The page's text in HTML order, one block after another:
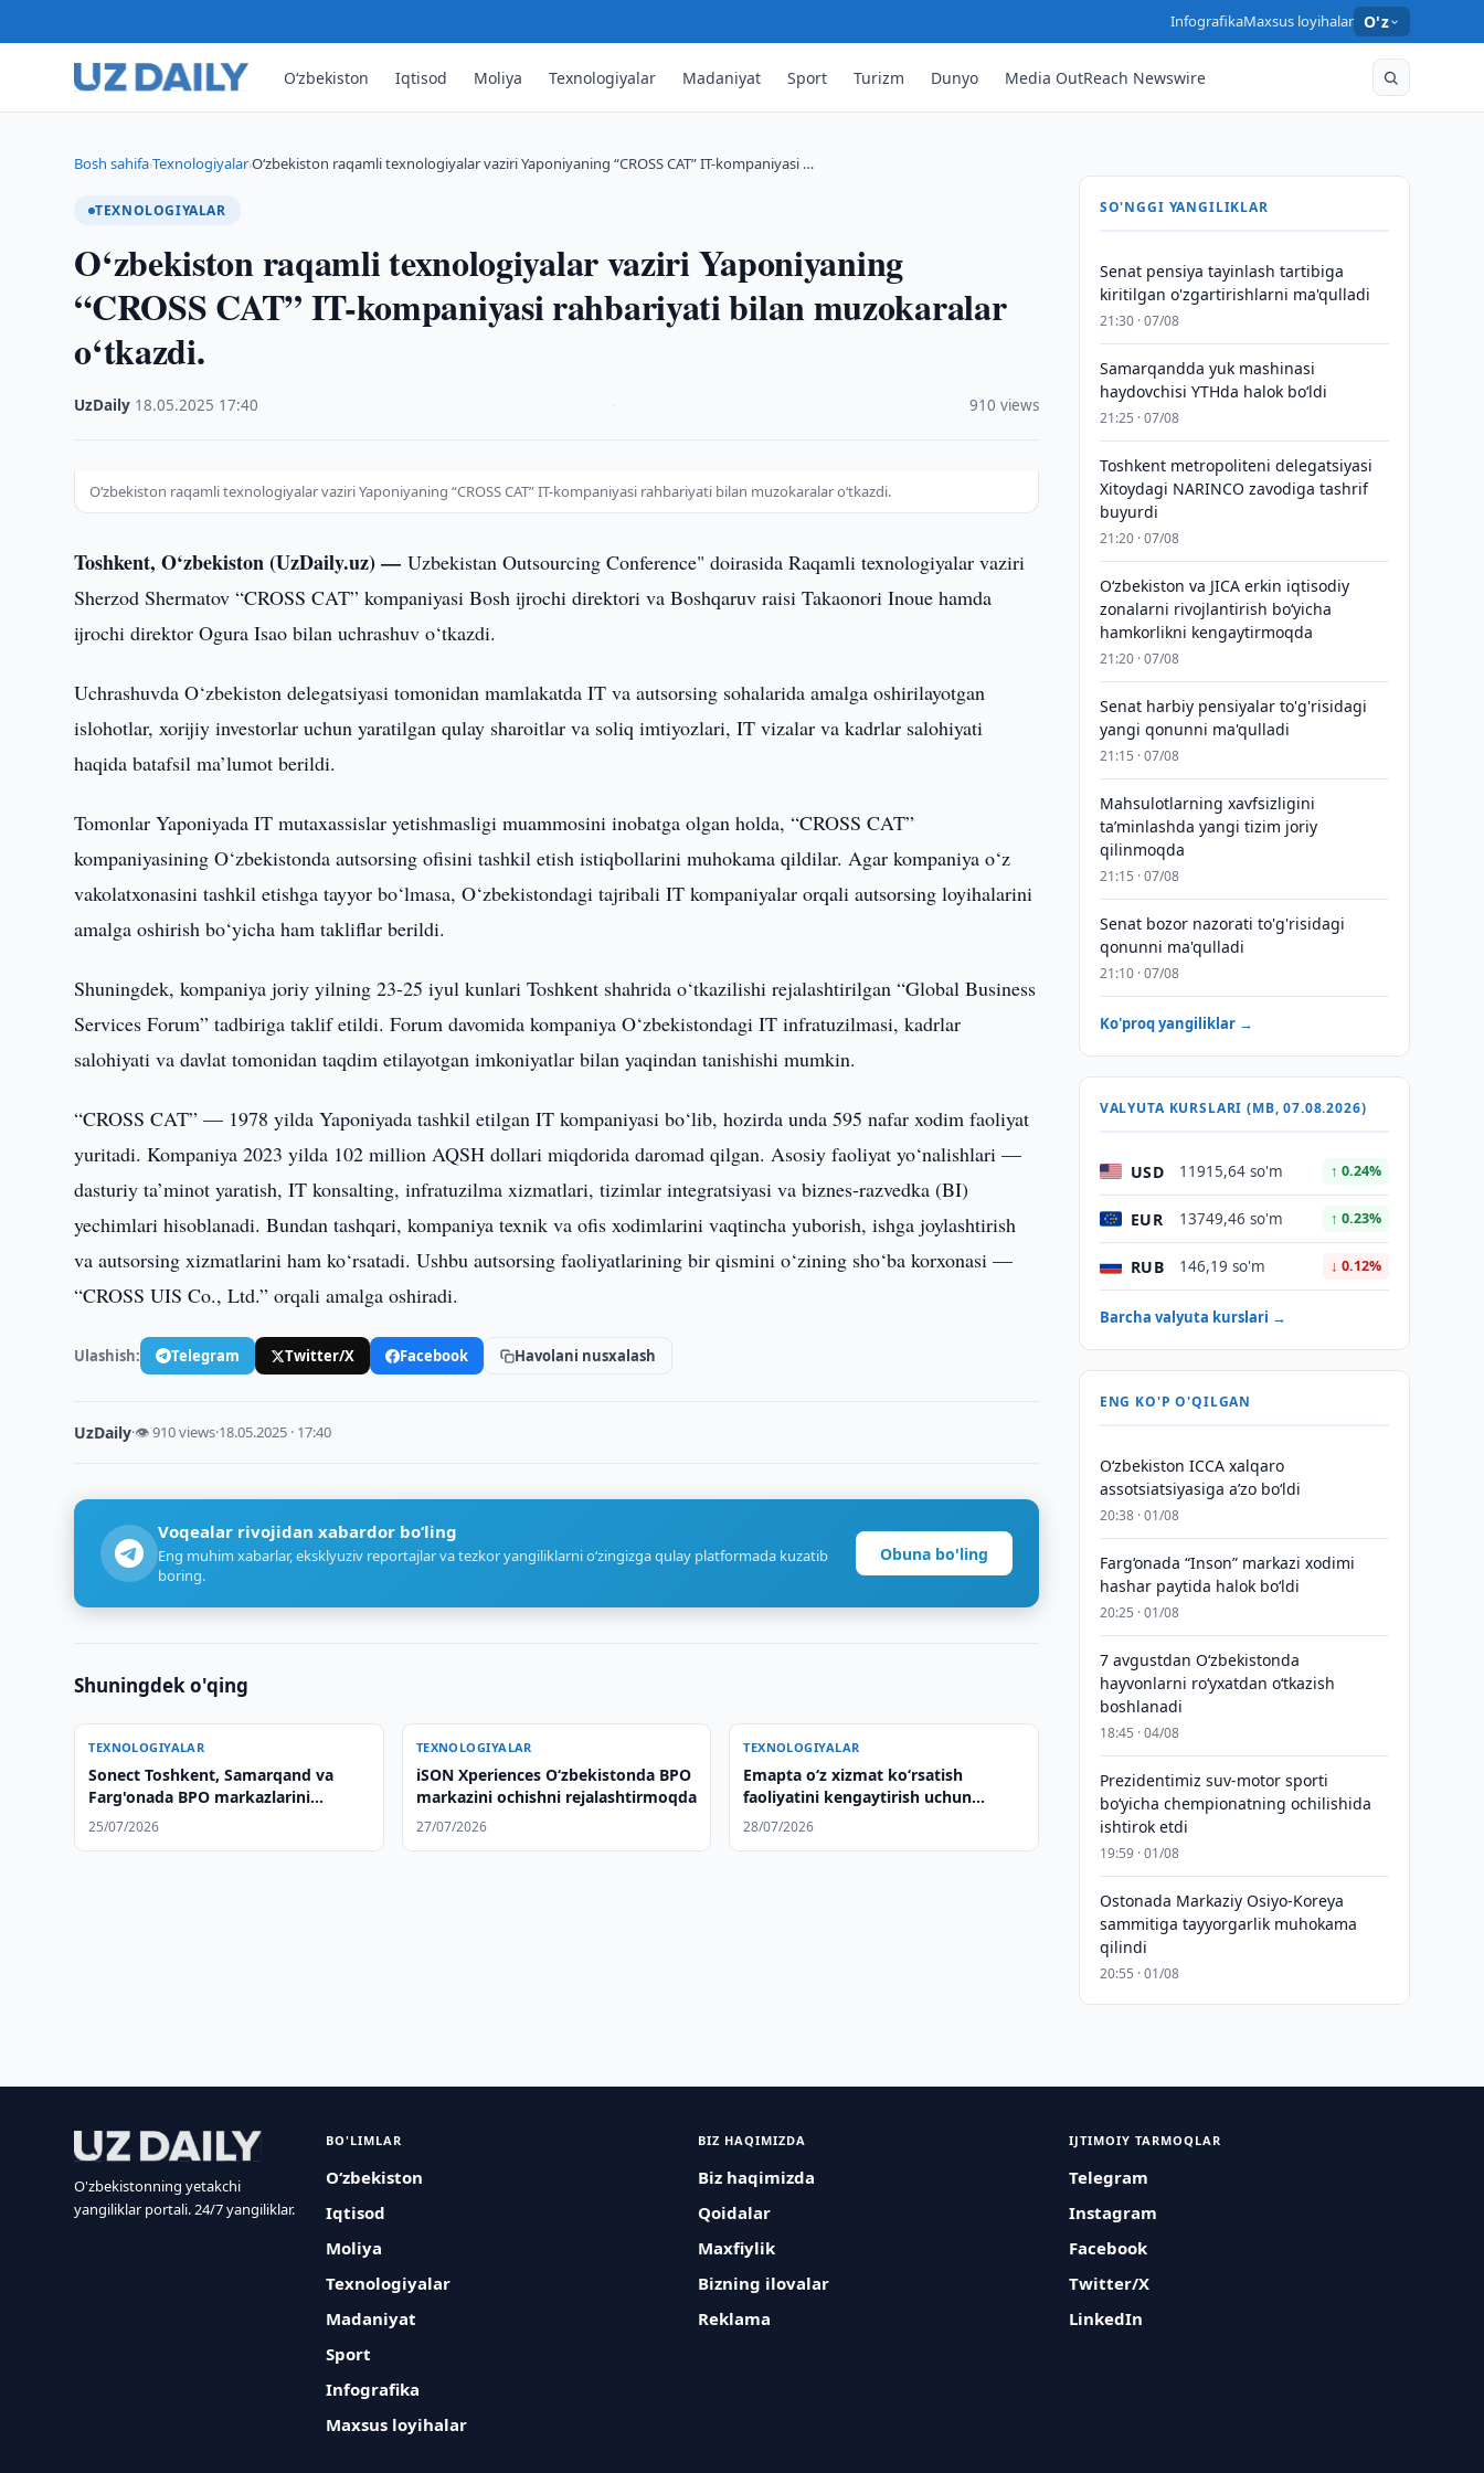
InfografikaMaxsus loyihalar O'z
O‘zbekiston Iqtisod Moliya Texnologiyalar Madaniyat Sport Turizm Dunyo Media OutReach Newswire
Bosh sahifa›Texnologiyalar›O‘zbekiston raqamli texnologiyalar vaziri Yaponiyaning “CROSS CAT” IT-kompaniyasi …
TEXNOLOGIYALAR
O‘zbekiston raqamli texnologiyalar vaziri Yaponiyaning
“CROSS CAT” IT-kompaniyasi rahbariyati bilan muzokaralar
o‘tkazdi.
UzDaily 18.05.2025 17:40 910 views
O‘zbekiston raqamli texnologiyalar vaziri Yaponiyaning “CROSS CAT” IT-kompaniyasi rahbariyati bilan muzokaralar o‘tkazdi.
Toshkent, O‘zbekiston (UzDaily.uz) —Uzbekistan Outsourcing Conference" doirasida Raqamli texnologiyalar vaziri
Sherzod Shermatov “CROSS CAT” kompaniyasi Bosh ijrochi direktori va Boshqaruv raisi Takaonori Inoue hamda
ijrochi direktor Ogura Isao bilan uchrashuv o‘tkazdi.
Uchrashuvda O‘zbekiston delegatsiyasi tomonidan mamlakatda IT va autsorsing sohalarida amalga oshirilayotgan
islohotlar, xorijiy investorlar uchun yaratilgan qulay sharoitlar va soliq imtiyozlari, IT vizalar va kadrlar salohiyati
haqida batafsil ma’lumot berildi.
Tomonlar Yaponiyada IT mutaxassislar yetishmasligi muammosini inobatga olgan holda, “CROSS CAT”
kompaniyasining O‘zbekistonda autsorsing ofisini tashkil etish istiqbollarini muhokama qildilar. Agar kompaniya o‘z
vakolatxonasini tashkil etishga tayyor bo‘lmasa, O‘zbekistondagi tajribali IT kompaniyalar orqali autsorsing loyihalarini
amalga oshirish bo‘yicha ham takliflar berildi.
Shuningdek, kompaniya joriy yilning 23-25 iyul kunlari Toshkent shahrida o‘tkazilishi rejalashtirilgan “Global Business
Services Forum” tadbiriga taklif etildi. Forum davomida kompaniya O‘zbekistondagi IT infratuzilmasi, kadrlar
salohiyati va davlat tomonidan taqdim etilayotgan imkoniyatlar bilan yaqindan tanishishi mumkin.
“CROSS CAT” — 1978 yilda Yaponiyada tashkil etilgan IT kompaniyasi bo‘lib, hozirda unda 595 nafar xodim faoliyat
yuritadi. Kompaniya 2023 yilda 102 million AQSH dollari miqdorida daromad qilgan. Asosiy faoliyat yo‘nalishlari —
dasturiy ta’minot yaratish, IT konsalting, infratuzilma xizmatlari, tizimlar integratsiyasi va biznes-razvedka (BI)
yechimlari hisoblanadi. Bundan tashqari, kompaniya texnik va ofis xodimlarini vaqtincha yuborish, ishga joylashtirish
va autsorsing xizmatlarini ham ko‘rsatadi. Ushbu autsorsing faoliyatlarining bir qismini o‘zining sho‘ba korxonasi —
“CROSS UIS Co., Ltd.” orqali amalga oshiradi.
Ulashish: Telegram Twitter/X Facebook Havolani nusxalash
UzDaily·👁 910 views·18.05.2025 · 17:40
Voqealar rivojidan xabardor bo‘ling
Eng muhim xabarlar, eksklyuziv reportajlar va tezkor yangiliklarni o‘zingizga qulay platformada kuzatib
boring.
Obuna bo'ling
Shuningdek o'qing
TEXNOLOGIYALAR
Sonect Toshkent, Samarqand va
Farg'onada BPO markazlarini
ochishni rejalashtirmoqda
25/07/2026
TEXNOLOGIYALAR
iSON Xperiences Oʻzbekistonda BPO
markazini ochishni rejalashtirmoqda
27/07/2026
TEXNOLOGIYALAR
Emapta oʻz xizmat koʻrsatish
faoliyatini kengaytirish uchun
Oʻzbekistonga koʻz tikmoqda
28/07/2026
SO'NGGI YANGILIKLAR
Senat pensiya tayinlash tartibiga
kiritilgan o'zgartirishlarni ma'qulladi
21:30 · 07/08
Samarqandda yuk mashinasi
haydovchisi YTHda halok bo‘ldi
21:25 · 07/08
Toshkent metropoliteni delegatsiyasi
Xitoydagi NARINCO zavodiga tashrif
buyurdi
21:20 · 07/08
Oʻzbekiston va JICA erkin iqtisodiy
zonalarni rivojlantirish boʻyicha
hamkorlikni kengaytirmoqda
21:20 · 07/08
Senat harbiy pensiyalar to'g'risidagi
yangi qonunni ma'qulladi
21:15 · 07/08
Mahsulotlarning xavfsizligini
taʼminlashda yangi tizim joriy
qilinmoqda
21:15 · 07/08
Senat bozor nazorati to'g'risidagi
qonunni ma'qulladi
21:10 · 07/08
Ko'proq yangiliklar →
VALYUTA KURSLARI (MB, 07.08.2026)
USD 11915,64 so'm ↑ 0.24%
EUR 13749,46 so'm ↑ 0.23%
RUB 146,19 so'm ↓ 0.12%
Barcha valyuta kurslari →
ENG KO'P O'QILGAN
O‘zbekiston ICCA xalqaro
assotsiatsiyasiga aʼzo bo‘ldi
20:38 · 01/08
Farg‘onada “Inson” markazi xodimi
hashar paytida halok bo‘ldi
20:25 · 01/08
7 avgustdan O‘zbekistonda
hayvonlarni ro‘yxatdan o‘tkazish
boshlanadi
18:45 · 04/08
Prezidentimiz suv-motor sporti
bo‘yicha chempionatning ochilishida
ishtirok etdi
19:59 · 01/08
Ostonada Markaziy Osiyo-Koreya
sammitiga tayyorgarlik muhokama
qilindi
20:55 · 01/08
O'zbekistonning yetakchi
yangiliklar portali. 24/7 yangiliklar.
BO'LIMLAR
O‘zbekiston
Iqtisod
Moliya
Texnologiyalar
Madaniyat
Sport
Infografika
Maxsus loyihalar
BIZ HAQIMIZDA
Biz haqimizda
Qoidalar
Maxfiylik
Bizning ilovalar
Reklama
IJTIMOIY TARMOQLAR
Telegram
Instagram
Facebook
Twitter/X
LinkedIn